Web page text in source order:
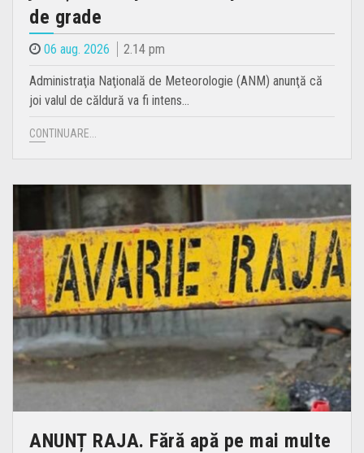
de grade
06 aug. 2026 2.14 pm
Administraţia Naţională de Meteorologie (ANM) anunţă că
joi valul de căldură va fi intens…
CONTINUARE...
ANUNȚ RAJA. Fără apă pe mai multe